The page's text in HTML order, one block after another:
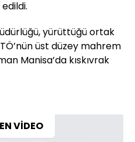
yürüttüğü ortak
üst düzey mahrem
Manisa’da kıskıvrak
VİDEO